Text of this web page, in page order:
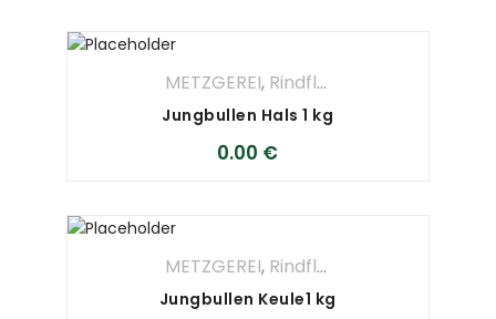
METZGEREI, Rindfleisch
Jungbullen Hals 1 kg
0.00 €
METZGEREI, Rindfleisch
Jungbullen Keule1 kg